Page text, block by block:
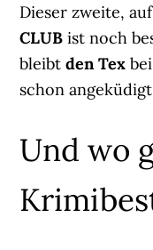
Dieser zweite,
CLUB ist noch
bleibtden Tex
schon
Und wo